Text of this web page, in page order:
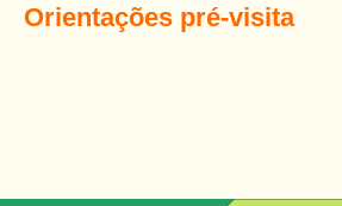
Orientações pré-visita